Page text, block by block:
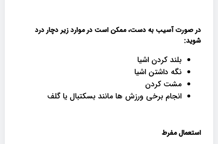
در صورت آسیب به دست، ممکن است در موارد زیر دچار درد
شوید:
بلند کردن اشیا
نگه داشتن اشیا
مشت کردن
انجام برخی ورزش ها مانند بسکتبال یا گلف
استعمال مفرط